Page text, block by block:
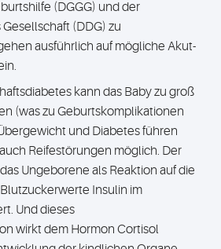
(DGGG) und der
(DDG) zu
ausführlich auf mögliche Akut-
kann das Baby zu groß
(was zu Geburtskomplikationen
und Diabetes führen
Reifestörungen möglich. Der
Ungeborene als Reaktion auf die
Insulin im
Und dieses
wirkt dem Hormon Cortisol